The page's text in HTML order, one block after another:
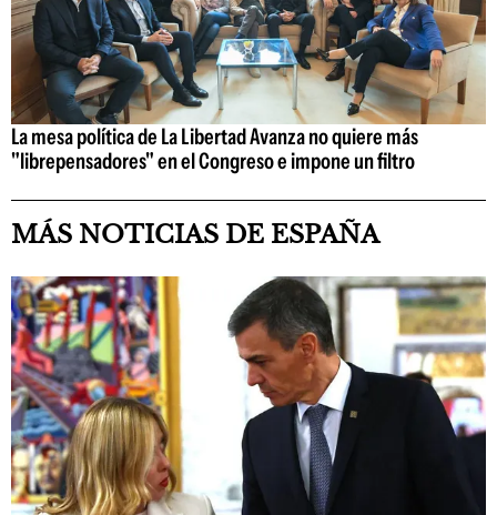
La mesa política de La Libertad Avanza no quiere más
"librepensadores" en el Congreso e impone un filtro
MÁS NOTICIAS DE ESPAÑA